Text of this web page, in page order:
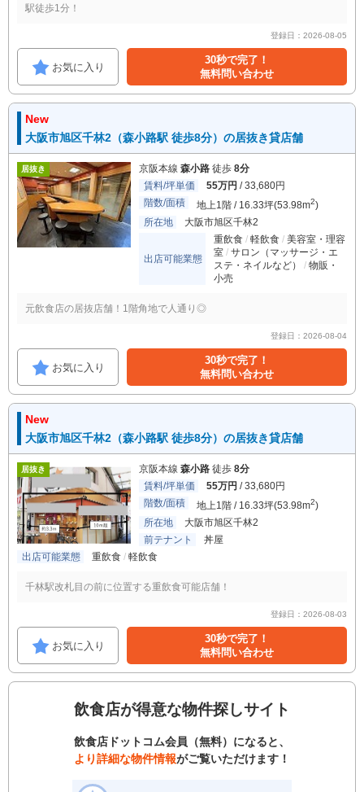
駅徒歩1分！
登録日：2026-08-05
お気に入り
30秒で完了！
無料問い合わせ
New
大阪市旭区千林2（森小路駅 徒歩8分）の居抜き貸店舗
居抜き 京阪本線 森小路 徒歩 8分
賃料/坪単価
55万円 / 33,680円
階数/面積
地上1階 / 16.33坪(53.98m2)
所在地
大阪市旭区千林2
出店可能業態
重飲食 軽飲食
美容室・理容
室
サロン（マッサージ・エ
ステ・ネイルなど）
物販・
小売
元飲食店の居抜店舗！1階角地で人通り◎
登録日：2026-08-04
お気に入り
30秒で完了！
無料問い合わせ
New
大阪市旭区千林2（森小路駅 徒歩8分）の居抜き貸店舗
居抜き 京阪本線 森小路 徒歩 8分
賃料/坪単価
55万円 / 33,680円
階数/面積
地上1階 / 16.33坪(53.98m2)
所在地
大阪市旭区千林2
前テナント
丼屋
出店可能業態
重飲食 軽飲食
千林駅改札目の前に位置する重飲食可能店舗！
登録日：2026-08-03
お気に入り
30秒で完了！
無料問い合わせ
飲食店が得意な物件探しサイト
飲食店ドットコム会員（無料）になると、
より詳細な物件情報がご覧いただけます！